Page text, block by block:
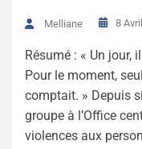
Melliane 8
Résumé : « Un jour,
Pour le moment,
comptait. » Depuis
groupe à l’Office
violences aux